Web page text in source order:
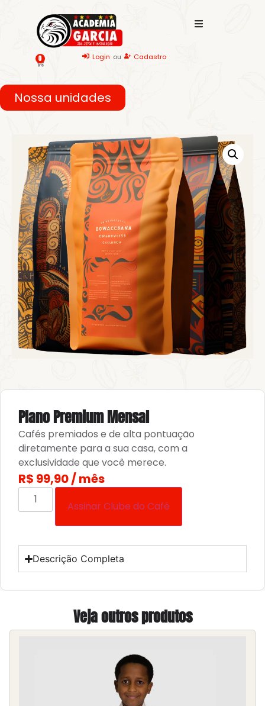
0 Login ou Cadastro
Nossa unidades
Plano Premium Mensal
Cafés premiados e de alta pontuação
diretamente para a sua casa, com a
exclusividade que você merece.
R$ 99,90/ mês
Assinar Clube do Café
Descrição Completa
Veja outros produtos